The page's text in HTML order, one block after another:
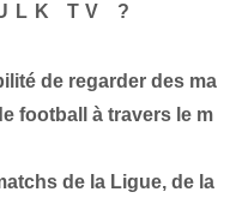
TV ?
de regarder des ma
football à travers le m
de la Ligue, de la